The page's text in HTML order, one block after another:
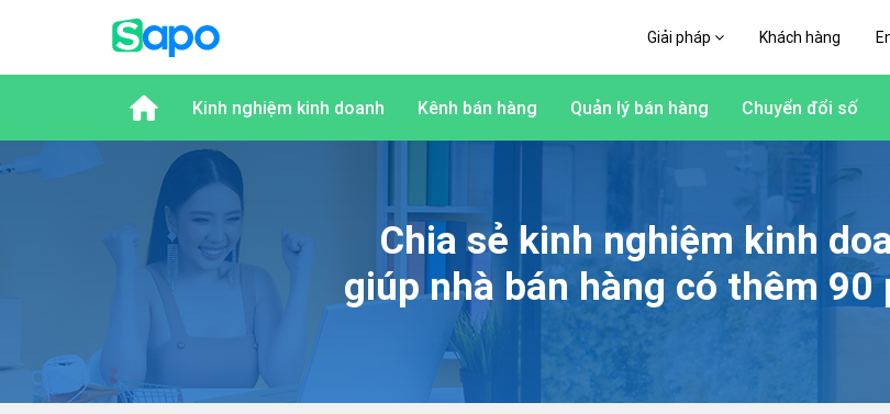
Giải pháp Khách hàng
Kinh nghiệm kinh doanh Kênh bán hàng Quản lý bán hàng Chuyển đổi số
Chia sẻ kinh nghiệm kinh
giúp nhà bán hàng có thêm